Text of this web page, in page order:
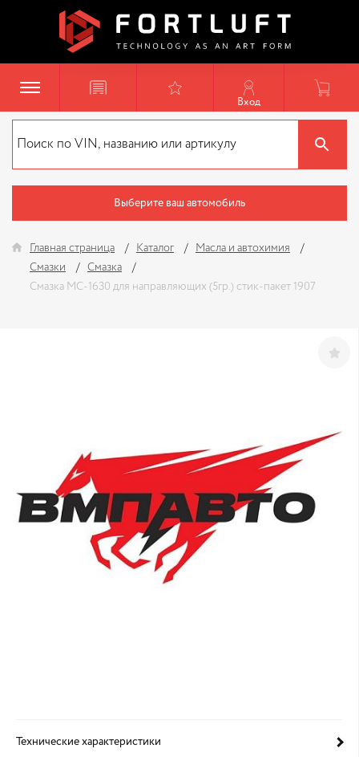
Вход
Выберите ваш автомобиль
Главная страница Каталог
Масла и автохимия
Смазки
Смазка
Смазка МС-1630 для направляющих (5гр.) стик-пакет 1907
Технические характеристики